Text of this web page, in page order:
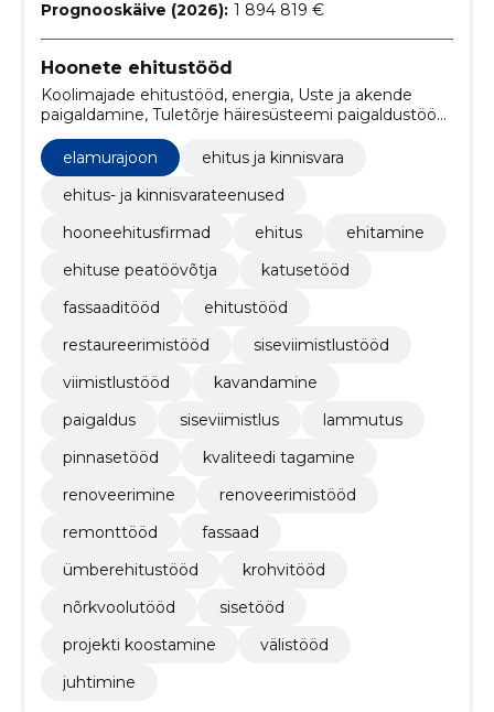
Prognooskäive (2026): 1 894 819 €
Hoonete ehitustööd
Koolimajade ehitustööd, energia, Uste ja akende
paigaldamine, Tuletõrje häiresüsteemi paigaldustööd,
Muud ehitusviimistlustööd, Kontorihoonete
ehitustööd, Lasteaedade ehitustööd, Teeehitustööd,
hoone viimistlustööd, elektripaigaldustööd
elamurajoon
ehitus ja kinnisvara
ehitus- ja kinnisvarateenused
hooneehitusfirmad
ehitus
ehitamine
ehituse peatöövõtja
katusetööd
fassaaditööd
ehitustööd
restaureerimistööd
siseviimistlustööd
viimistlustööd
kavandamine
paigaldus
siseviimistlus
lammutus
pinnasetööd
kvaliteedi tagamine
renoveerimine
renoveerimistööd
remonttööd
fassaad
ümberehitustööd
krohvitööd
nõrkvoolutööd
sisetööd
projekti koostamine
välistööd
juhtimine